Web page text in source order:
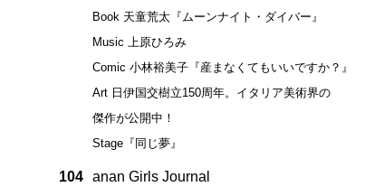
Book 天童荒太『ムーンナイト・ダイバー』
Music 上原ひろみ
Comic 小林裕美子『産まなくてもいいですか？』
Art 日伊国交樹立150周年。イタリア美術界の
傑作が公開中！
Stage『同じ夢』
104 anan Girls Journal